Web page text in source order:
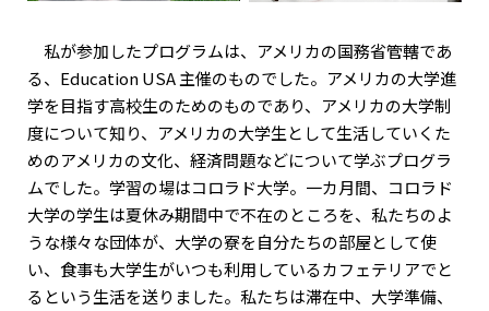
私が参加したプログラムは、アメリカの国務省管轄であ
る、Education USA 主催のものでした。アメリカの大学進
学を目指す高校生のためのものであり、アメリカの大学制
度について知り、アメリカの大学生として生活していくた
めのアメリカの文化、経済問題などについて学ぶプログラ
ムでした。学習の場はコロラド大学。一カ月間、コロラド
大学の学生は夏休み期間中で不在のところを、私たちのよ
うな様々な団体が、大学の寮を自分たちの部屋として使
い、食事も大学生がいつも利用しているカフェテリアでと
るという生活を送りました。私たちは滞在中、大学準備、